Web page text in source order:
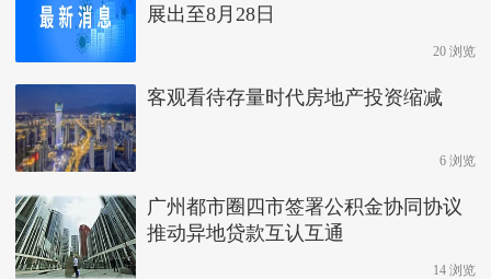
展出至8月28日
20 浏览
客观看待存量时代房地产投资缩减
6 浏览
广州都市圈四市签署公积金协同协议
推动异地贷款互认互通
14 浏览